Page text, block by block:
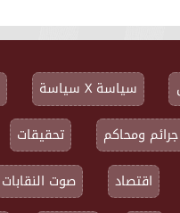
سياسة X سياسة
جرائم ومحاكم تحقيقات
اقتصاد صوت النقابات